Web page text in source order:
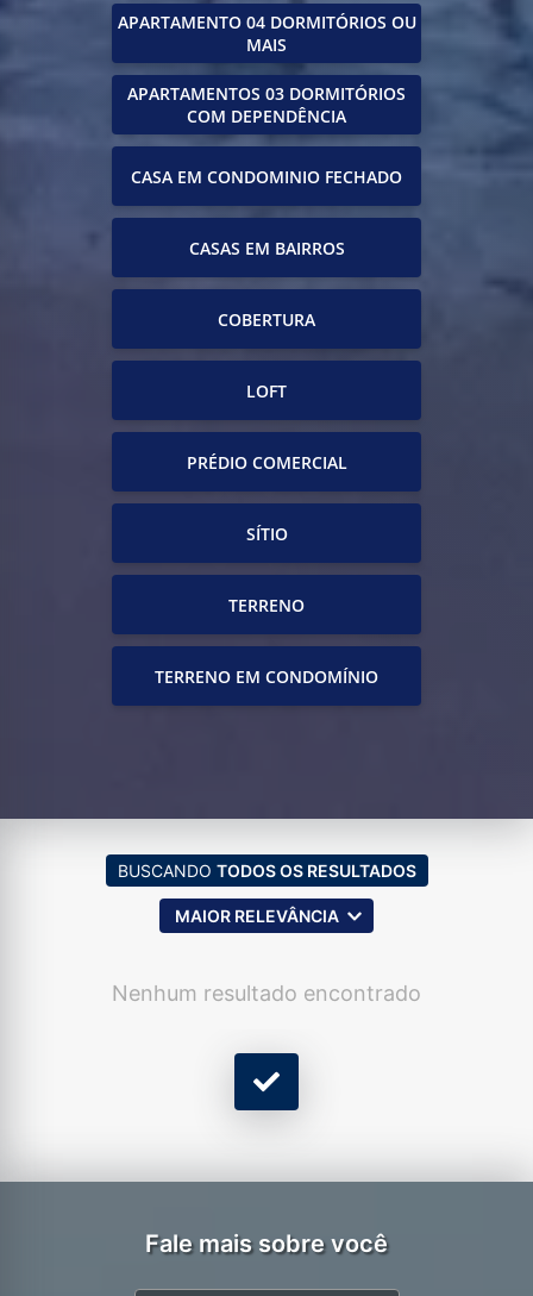
APARTAMENTO 04 DORMITÓRIOS OU
MAIS
APARTAMENTOS 03 DORMITÓRIOS
COM DEPENDÊNCIA
CASA EM CONDOMINIO FECHADO
CASAS EM BAIRROS
COBERTURA
LOFT
PRÉDIO COMERCIAL
SÍTIO
TERRENO
TERRENO EM CONDOMÍNIO
BUSCANDO TODOS OS RESULTADOS
MAIOR RELEVÂNCIA
Nenhum resultado encontrado
Fale mais sobre você